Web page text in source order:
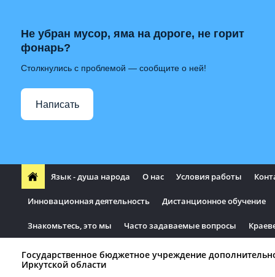
Не убран мусор, яма на дороге, не горит
фонарь?
Столкнулись с проблемой — сообщите о ней!
Написать
Язык - душа народа О нас Условия работы
Инновационная деятельность Дистанционное обучение
Знакомьтесь, это мы Часто задаваемые вопросы
Государственное бюджетное учреждение
Иркутской области